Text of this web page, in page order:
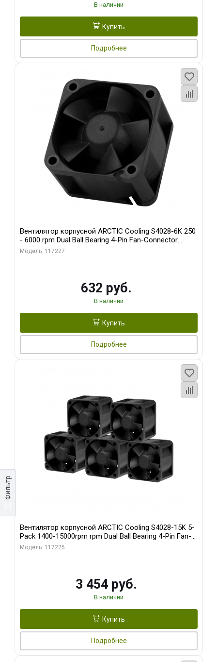
Фильтр
В наличии
Купить
Подробнее
Вентилятор корпусной ARCTIC Cooling S4028-6K 250
- 6000 rpm Dual Ball Bearing 4-Pin Fan-Connector
(ACFAN00185A)
Модель: 117227
632 руб.
В наличии
Купить
Подробнее
Вентилятор корпусной ARCTIC Cooling S4028-15K 5-
Pack 1400-15000rpm rpm Dual Ball Bearing 4-Pin Fan-
Connector (ACFAN00274A)
Модель: 117225
3 454 руб.
В наличии
Купить
Подробнее